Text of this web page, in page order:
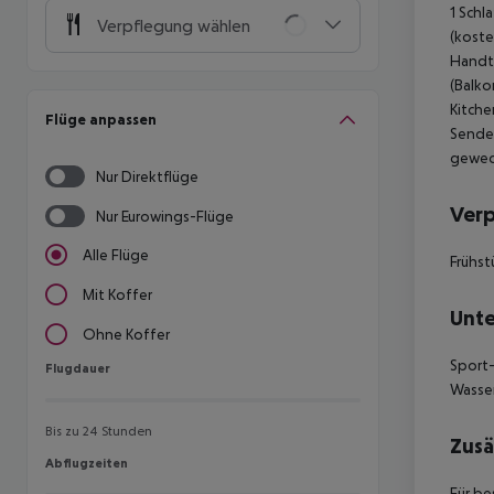
Verpflegung wählen
Flüge anpassen
Nur Direktflüge
Nur Eurowings-Flüge
Alle Flüge
Mit Koffer
Ohne Koffer
Flugdauer
Flugdauer
Bis zu 24 Stunden
Abflugzeiten
Abflugzeiten
1